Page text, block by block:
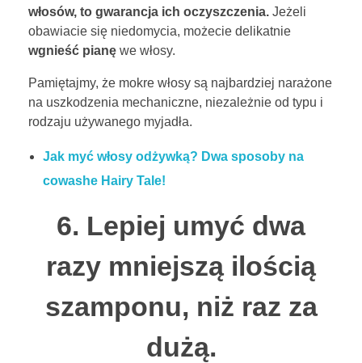
włosów, to gwarancja ich oczyszczenia. Jeżeli
obawiacie się niedomycia, możecie delikatnie
wgnieść pianę we włosy.
Pamiętajmy, że mokre włosy są najbardziej narażone
na uszkodzenia mechaniczne, niezależnie od typu i
rodzaju używanego myjadła.
Jak myć włosy odżywką? Dwa sposoby na
cowashe Hairy Tale!
6. Lepiej umyć dwa
razy mniejszą ilością
szamponu, niż raz za
dużą.